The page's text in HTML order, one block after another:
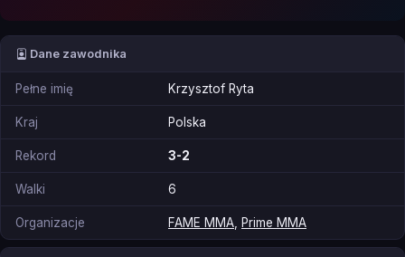
Dane zawodnika
Pełne imię Krzysztof Ryta
Kraj Polska
Rekord 3-2
Walki 6
Organizacje FAME MMA Prime MMA